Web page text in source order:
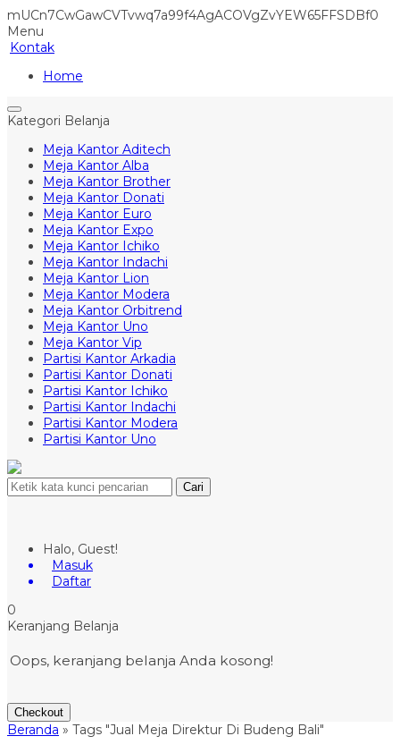
mUCn7CwGawCVTvwq7a99f4AgACOVgZvYEW65FFSDBf0
Menu
Kontak
Home
Kategori Belanja
Meja Kantor Aditech
Meja Kantor Alba
Meja Kantor Brother
Meja Kantor Donati
Meja Kantor Euro
Meja Kantor Expo
Meja Kantor Ichiko
Meja Kantor Indachi
Meja Kantor Lion
Meja Kantor Modera
Meja Kantor Orbitrend
Meja Kantor Uno
Meja Kantor Vip
Partisi Kantor Arkadia
Partisi Kantor Donati
Partisi Kantor Ichiko
Partisi Kantor Indachi
Partisi Kantor Modera
Partisi Kantor Uno
Cari
Halo, Guest!
Masuk
Daftar
0
Keranjang Belanja
Oops, keranjang belanja Anda kosong!
Checkout
Beranda » Tags "Jual Meja Direktur Di Budeng Bali"